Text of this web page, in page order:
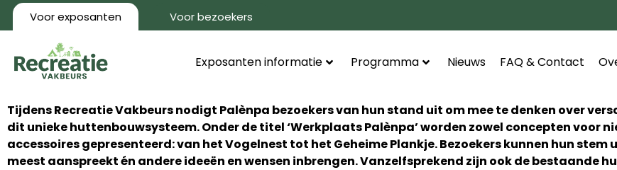
Voor exposanten Voor bezoekers
Exposanten informatie Programma Nieuws FAQ & Contact
Tijdens Recreatie Vakbeurs nodigt Palènpa bezoekers van hun stand uit om mee te denken over
dit unieke huttenbouwsysteem. Onder de titel ‘Werkplaats Palènpa’ worden zowel concepten voor
accessoires gepresenteerd: van het Vogelnest tot het Geheime Plankje. Bezoekers kunnen hun stem
meest aanspreekt én andere ideeën en wensen inbrengen. Vanzelfsprekend zijn ook de bestaande